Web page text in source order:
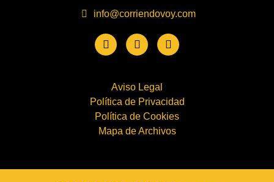
info@corriendovoy.com
Aviso Legal
Política de Privacidad
Política de Cookies
Mapa de Archivos